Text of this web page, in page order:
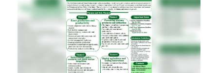
OFFICES